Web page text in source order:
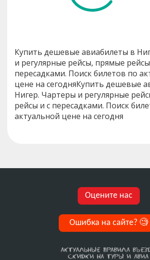
Купить дешевые авиабилеты в
и регулярные рейсы, прямые
пересадками. Поиск билетов по
цене на сегодняКупить дешевые
Нигер. Чартеры и регулярные
рейсы и с пересадками. Поиск
актуальной цене на сегодня
Оцените нас
Ошибка на сайте? 🧐